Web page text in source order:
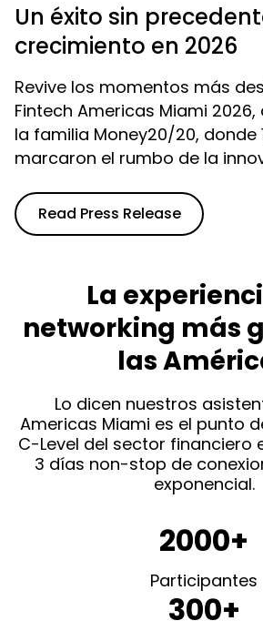
Un éxito sin
crecimiento en 2026
Revive los momentos más
Fintech Americas Miami
la familia Money20/20, donde
marcaron el rumbo de la
Read Press Release
La
networking más
las
Lo dicen nuestros
Americas Miami es el punto
C-Level del sector financiero
3 días non-stop de
exponencial.
2000+
Participantes
300+